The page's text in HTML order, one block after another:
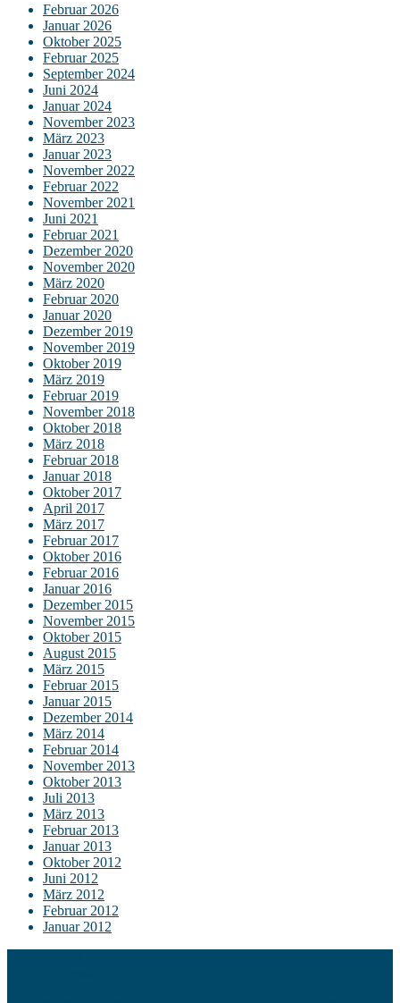
Februar 2026
Januar 2026
Oktober 2025
Februar 2025
September 2024
Juni 2024
Januar 2024
November 2023
März 2023
Januar 2023
November 2022
Februar 2022
November 2021
Juni 2021
Februar 2021
Dezember 2020
November 2020
März 2020
Februar 2020
Januar 2020
Dezember 2019
November 2019
Oktober 2019
März 2019
Februar 2019
November 2018
Oktober 2018
März 2018
Februar 2018
Januar 2018
Oktober 2017
April 2017
März 2017
Februar 2017
Oktober 2016
Februar 2016
Januar 2016
Dezember 2015
November 2015
Oktober 2015
August 2015
März 2015
Februar 2015
Januar 2015
Dezember 2014
März 2014
Februar 2014
November 2013
Oktober 2013
Juli 2013
März 2013
Februar 2013
Januar 2013
Oktober 2012
Juni 2012
März 2012
Februar 2012
Januar 2012